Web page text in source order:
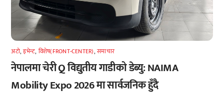
अटाे,इभेन्ट, विशेष(FRONT-CENTER),समाचार
नेपालमा चेरी Q विद्युतीय गाडीको डेब्यु: NAIMA
Mobility Expo 2026 मा सार्वजनिक हुँदै